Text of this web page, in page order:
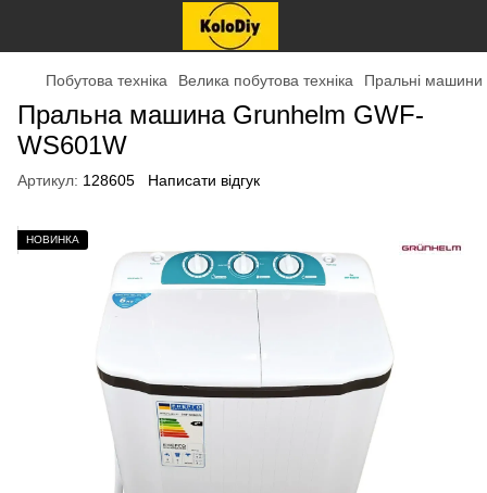
Побутова техніка Велика побутова техніка Пральні машини
Пральна машина Grunhelm GWF-
WS601W
Артикул: 128605 Написати відгук
НОВИНКА